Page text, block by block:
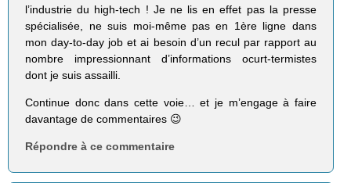
l’industrie du high-tech ! Je ne lis en effet pas la presse
spécialisée, ne suis moi-même pas en 1ère ligne dans
mon day-to-day job et ai besoin d’un recul par rapport au
nombre impressionnant d’informations ocurt-termistes
dont je suis assailli.
Continue donc dans cette voie… et je m’engage à faire
davantage de commentaires 😉
Répondre à ce commentaire